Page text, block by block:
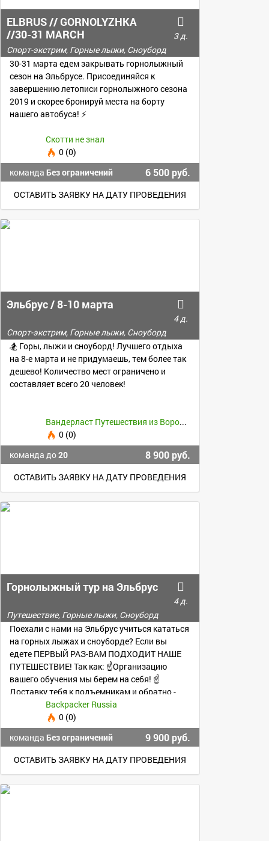
ELBRUS // GORNOLYZHKA
//30-31 MARCH
3 д.
Спорт-экстрим, Горные лыжи, Сноуборд
30-31 марта едем закрывать горнолыжный
сезон на Эльбрусе. Присоединяйся к
завершению летописи горнолыжного сезона
2019 и скорее бронируй места на борту
нашего автобуса! ⚡️
Скотти не знал
0 (0)
команда Без ограничений 6 500 руб.
ОСТАВИТЬ ЗАЯВКУ НА ДАТУ ПРОВЕДЕНИЯ
Эльбрус / 8-10 марта
4 д.
Спорт-экстрим, Горные лыжи, Сноуборд
🏂 Горы, лыжи и сноуборд! Лучшего отдыха
на 8-е марта и не придумаешь, тем более так
дешево! Количество мест ограничено и
составляет всего 20 человек!
Вандерласт Путешествия из Воронежа
0 (0)
команда до20 8 900 руб.
ОСТАВИТЬ ЗАЯВКУ НА ДАТУ ПРОВЕДЕНИЯ
Горнолыжный тур на Эльбрус
4 д.
Путешествие, Горные лыжи, Сноуборд
Поехали с нами на Эльбрус учиться кататься
на горных лыжах и сноуборде? Если вы
едете ПЕРВЫЙ РАЗ-ВАМ ПОДХОДИТ НАШЕ
ПУТЕШЕСТВИЕ! Так как: ☝Организацию
вашего обучения мы берем на себя! ☝
Доставку тебя к подъемникам и обратно -
берем на себя!Backpacker Russia
0 (0)
команда Без ограничений 9 900 руб.
ОСТАВИТЬ ЗАЯВКУ НА ДАТУ ПРОВЕДЕНИЯ